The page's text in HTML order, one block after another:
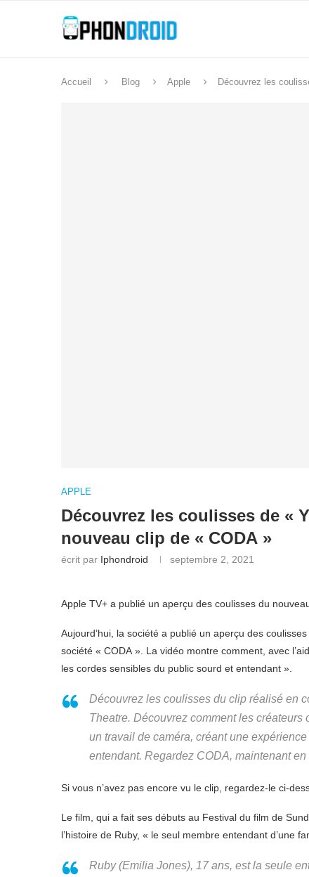
Accueil Blog Apple Découvrez les
APPLE
Découvrez les coulisses de «
nouveau clip de « CODA »
écrit par Iphondroid septembre 2, 2021
Apple TV+ a publié un aperçu des coulisses du
Aujourd’hui, la société a publié un aperçu des
société « CODA ». La vidéo montre comment, avec
les cordes sensibles du public sourd et entendant ».
Découvrez les coulisses du clip réalisé en
Theatre. Découvrez comment les
un travail de caméra, créant une
entendant. Regardez CODA, maintenant
Si vous n’avez pas encore vu le clip, regardez-le ci-
Le film, qui a fait ses débuts au Festival du film de
l’histoire de Ruby, « le seul membre entendant d’une
Ruby (Emilia Jones), 17 ans, est la seule